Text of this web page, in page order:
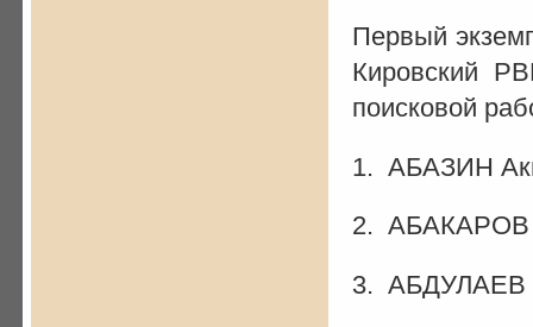
Первый
Кировский
поисковой
1. АБАЗИН
2. АБАКАРОВ
3. АБДУЛАЕВ